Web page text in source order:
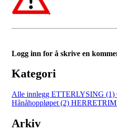
Logg inn for å skrive en
Kategori
Alle innlegg ETTERLYSING (1)
Hånåhoppløpet (2)
Arkiv